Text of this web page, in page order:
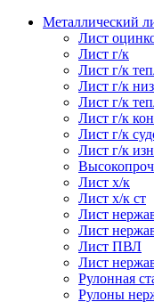
Металлический
Лист
Лист г/к
Лист г/к
Лист г/к
Лист г/к
Лист г/к
Лист г/к
Лист г/к
Лист х/к
Лист х/к ст
Лист
Лист
Лист ПВЛ
Лист
Рулонная
Рулоны